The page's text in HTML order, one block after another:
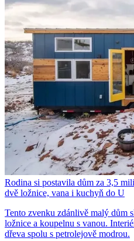
Rodina si postavila dům za 3,5
dvě ložnice, vana i kuchyň do U
Tento zvenku zdánlivě malý dům
ložnice a koupelnu s vanou.
dřeva spolu s petrolejově modrou.